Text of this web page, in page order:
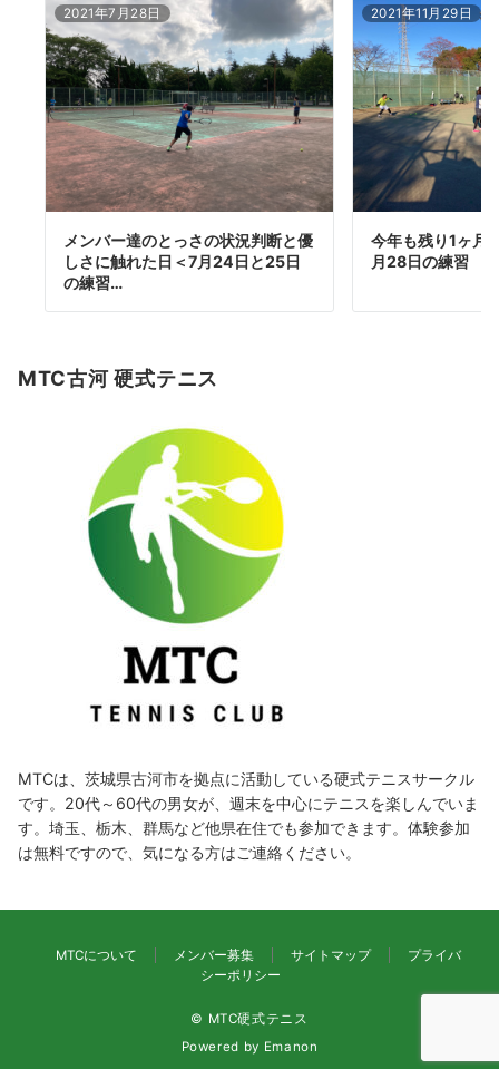
2021年7月28日
メンバー達のとっさの状況判断と優
しさに触れた日＜7月24日と25日
の練習…
2021年11月29日
今年も残り1ヶ月
月28日の練習
MTC古河 硬式テニス
MTCは、茨城県古河市を拠点に活動している硬式テニスサークル
です。20代～60代の男女が、週末を中心にテニスを楽しんでいま
す。埼玉、栃木、群馬など他県在住でも参加できます。体験参加
は無料ですので、気になる方はご連絡ください。
MTCについて メンバー募集 サイトマップ
プライバ
シーポリシー
© MTC硬式テニス
Powered by Emanon